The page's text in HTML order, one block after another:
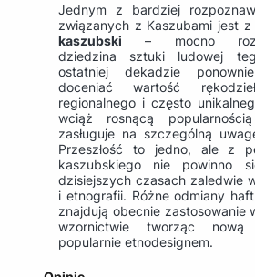
Jednym z bardziej
związanych z Kaszubami jest z
kaszubski – mocno
dziedzina sztuki ludowej
ostatniej dekadzie
doceniać wartość
regionalnego i często
wciąż rosnącą
zasługuje na szczególną
Przeszłość to jedno, ale z
kaszubskiego nie powinno
dzisiejszych czasach zaledwie
i etnografii. Różne odmiany
znajdują obecnie zastosowanie
wzornictwie tworząc nową
popularnie etnodesignem.